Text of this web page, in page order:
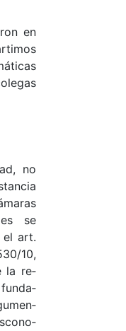
en
no
se
el ar­t.
10,
la re­
fun­da­